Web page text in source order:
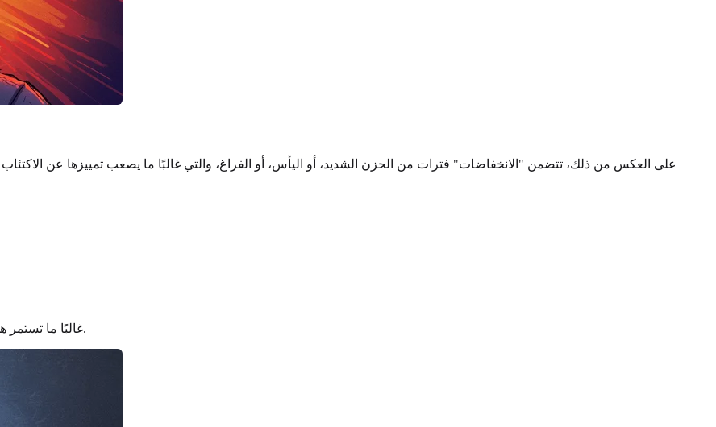
على العكس من ذلك، تتضمن "الانخفاضات" فترات من الحزن الشديد، أو اليأس، أو الفراغ، والتي غالبًا ما يصعب تمييزها عن
غالبًا ما تستمر هذه النوبات لأسابيع أو أشهر، مما يخلق تباينًا صارخًا مع الحالات المرتفعة.